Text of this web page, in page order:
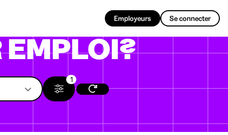
Employeurs Se connecter
EMPLOI?
1